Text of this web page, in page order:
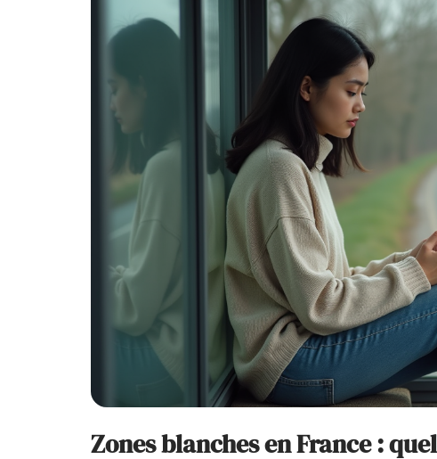
Zones blanches en France :